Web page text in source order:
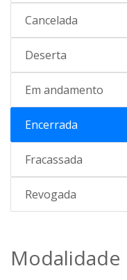
Cancelada
Deserta
Em andamento
Encerrada
Fracassada
Revogada
Modalidade